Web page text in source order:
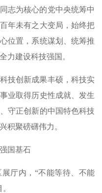
志为核心的党中央统筹中
年未有之大变局，始终把
位置，系统谋划、统筹推
力建设科技强国。
技创新成果丰硕，科技实
业取得历史性成就、发生
守正创新的中国特色科技
积聚磅礴伟力。
国基石
厅内，“不能等待、不能